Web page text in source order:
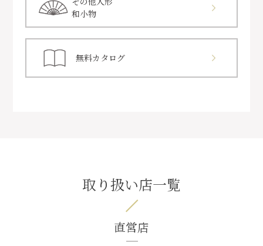
和小物
無料カタログ
取り扱い店一覧
直営店